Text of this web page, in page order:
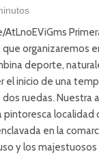
que organizaremos
deporte,
el inicio de una
ruedas. Nuestra
pintoresca localidad
en la
y los